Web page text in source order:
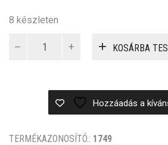
3
3
8 készleten
KOSÁRBA
Hozzáadás a
TERMÉKAZONOSÍTÓ.: 1749